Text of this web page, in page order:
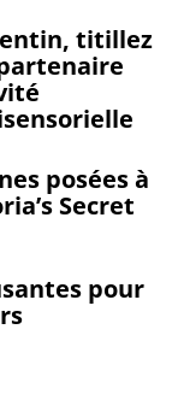
titillez
posées à
Secret
pour